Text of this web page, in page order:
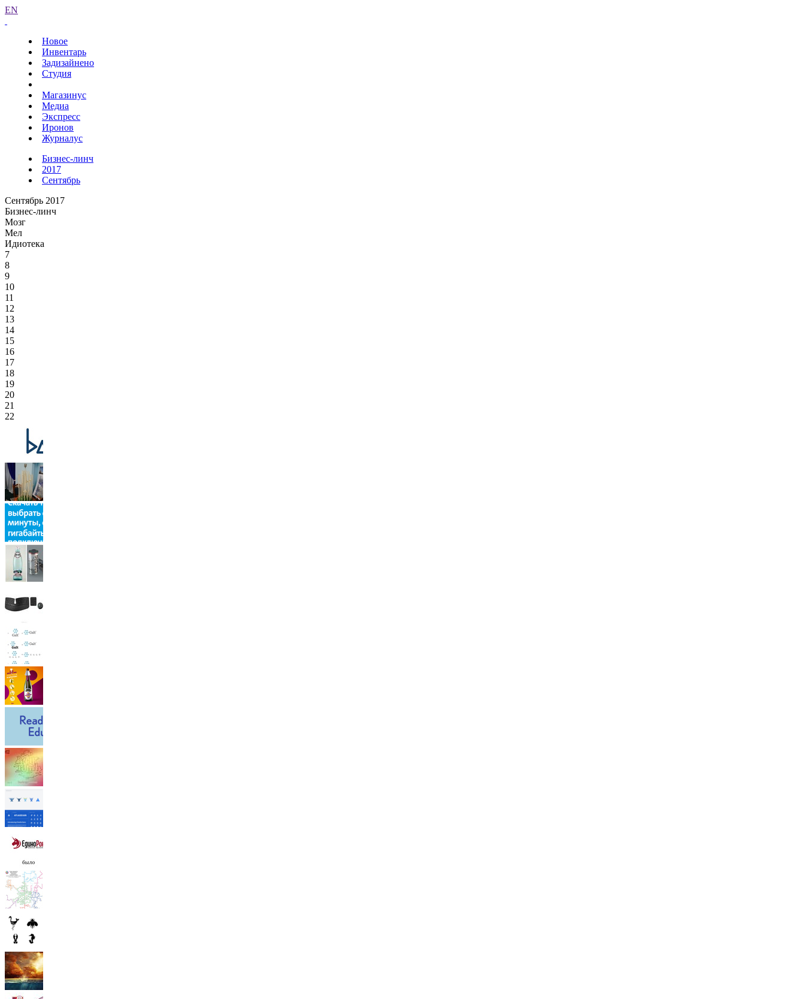
EN
Новое
Инвентарь
Задизайнено
Студия
Магазинус
Медиа
Экспресс
Иронов
Журналус
Бизнес-линч
2017
Сентябрь
Сентябрь 2017
Бизнес-линч
Мозг
Мел
Идиотека
7
8
9
10
11
12
13
14
15
16
17
18
19
20
21
22